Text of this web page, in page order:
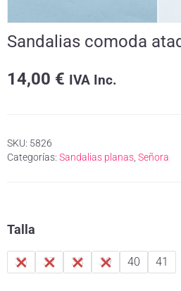
Sandalias comoda
14,00 € IVA Inc.
SKU: 5826
Categorías: Sandalias planas, Señora
Talla
36 37 38 39 40 41